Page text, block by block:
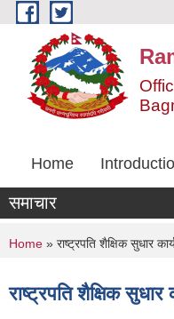
Skip to main content
Home
समाचार
You are here
Home » राष्ट्रपति शैक्षिक सुधार
राष्ट्रपति शैक्षिक